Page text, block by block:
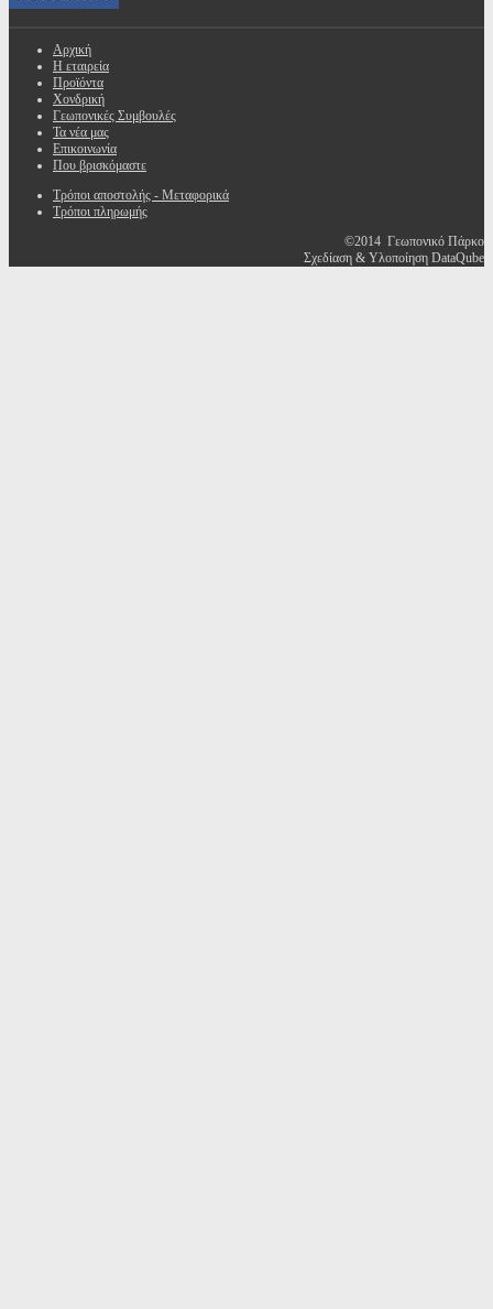
Αρχική
Η εταιρεία
Προϊόντα
Χονδρική
Γεωπονικές Συμβουλές
Τα νέα μας
Επικοινωνία
Που βρισκόμαστε
Τρόποι αποστολής - Μεταφορικά
Τρόποι πληρωμής
©2014 Γεωπονικό Πάρκο
Σχεδίαση & Υλοποίηση DataQube